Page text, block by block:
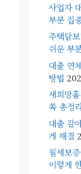
사업자
부분 집
주택담
쉬운 부
대출 연
방법
새희망
쏙 총정리
대출 갈
게 해결
월세보
이렇게